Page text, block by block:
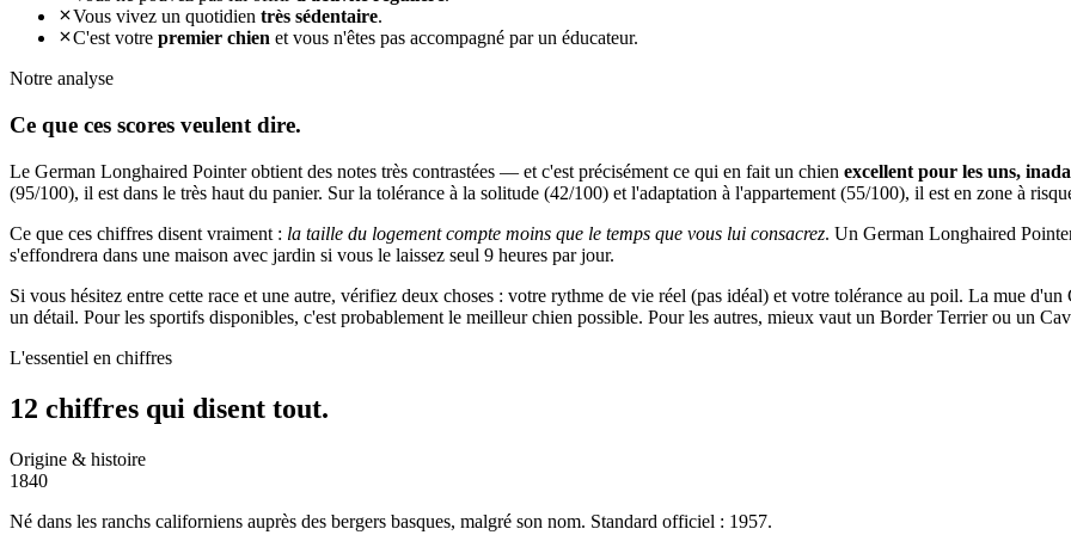
Vous vivez un quotidien très sédentaire.
C'est votre premier chien et vous n'êtes pas accompagné par un éducateur.
Notre analyse
Ce que ces scores veulent dire.
Le German Longhaired Pointer obtient des notes très contrastées — et c'est précisément ce qui en fait un chien excellent pour les uns,
(95/100), il est dans le très haut du panier. Sur la tolérance à la solitude (42/100) et l'adaptation à l'appartement (55/100), il est en zone à
Ce que ces chiffres disent vraiment : la taille du logement compte moins que le temps que vous lui consacrez. Un German Longhaired
s'effondrera dans une maison avec jardin si vous le laissez seul 9 heures par jour.
Si vous hésitez entre cette race et une autre, vérifiez deux choses : votre rythme de vie réel (pas idéal) et votre tolérance au poil. La mue
un détail. Pour les sportifs disponibles, c'est probablement le meilleur chien possible. Pour les autres, mieux vaut un Border Terrier ou un
L'essentiel en chiffres
12 chiffres qui disent tout.
Origine & histoire
1840
Né dans les ranchs californiens auprès des bergers basques, malgré son nom. Standard officiel : 1957.